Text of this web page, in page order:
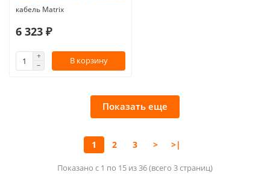
кабель Matrix
6 323 ₽
В корзину
Показать еще
1 2 3 > >|
Показано с 1 по 15 из 36 (всего 3 страниц)